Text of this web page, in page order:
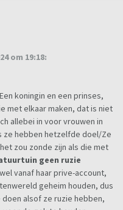
om 19:18:
koningin en een prinses,
met elkaar maken, dat is niet
allebei in voor vrouwen in
ze hebben hetzelfde doel/Ze
zou zonde zijn als die met
geen ruzie
vanaf haar prive-account,
geheim houden, dus
alsof ze ruzie hebben,